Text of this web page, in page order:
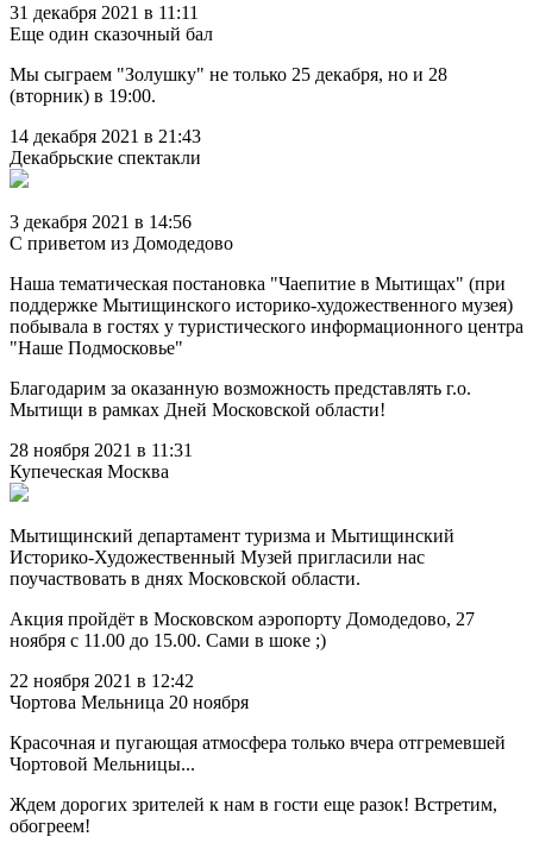
31 декабря 2021 в 11:11
Еще один сказочный бал
Мы сыграем "Золушку" не только 25 декабря, но и 28
(вторник) в 19:00.
14 декабря 2021 в 21:43
Декабрьские спектакли
3 декабря 2021 в 14:56
С приветом из Домодедово
Наша тематическая постановка "Чаепитие в Мытищах" (при
поддержке Мытищинского историко-художественного музея)
побывала в гостях у туристического информационного центра
"Наше Подмосковье"
Благодарим за оказанную возможность представлять г.о.
Мытищи в рамках Дней Московской области!
28 ноября 2021 в 11:31
Купеческая Москва
Мытищинский департамент туризма и Мытищинский
Историко-Художественный Музей пригласили нас
поучаствовать в днях Московской области.
Акция пройдёт в Московском аэропорту Домодедово, 27
ноября с 11.00 до 15.00. Сами в шоке ;)
22 ноября 2021 в 12:42
Чортова Мельница 20 ноября
Красочная и пугающая атмосфера только вчера отгремевшей
Чортовой Мельницы...
Ждем дорогих зрителей к нам в гости еще разок! Встретим,
обогреем!